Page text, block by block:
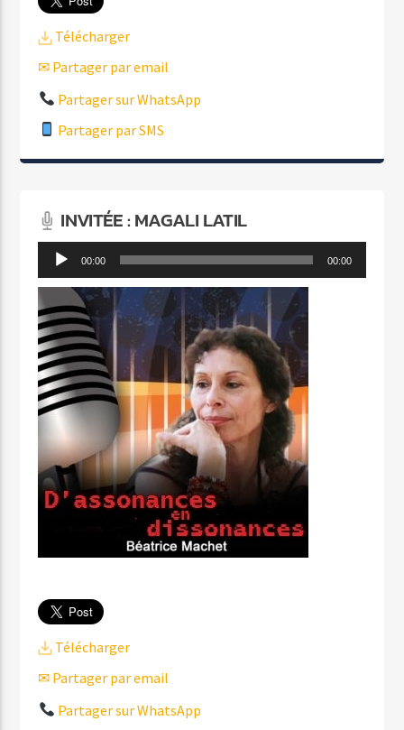
Télécharger
✉ Partager par email
Partager sur WhatsApp
Partager par SMS
INVITÉE : MAGALI LATIL
Lecteur 00:00 00:00
Télécharger
✉ Partager par email
Partager sur WhatsApp